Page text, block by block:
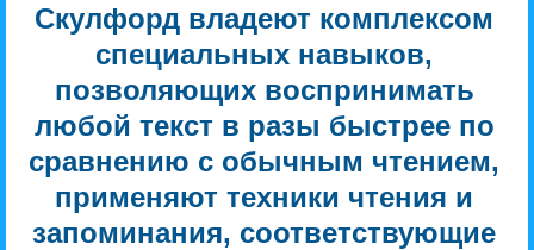
Скулфорд владеют комплексом
специальных навыков,
позволяющих воспринимать
любой текст в разы быстрее по
сравнению с обычным чтением,
применяют техники чтения и
запоминания, соответствующие